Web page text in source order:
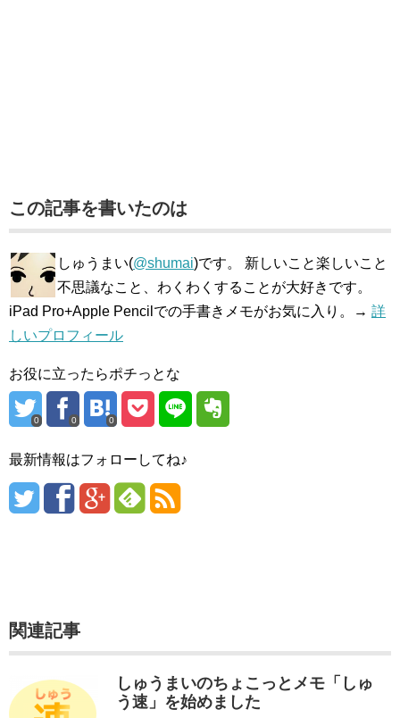
この記事を書いたのは
しゅうまい(@shumai)です。 新しいこと楽しいこと
不思議なこと、わくわくすることが大好きです。
iPad Pro+Apple Pencilでの手書きメモがお気に入り。→ 詳
しいプロフィール
お役に立ったらポチっとな
0 0 0
最新情報はフォローしてね♪
関連記事
しゅうまいのちょこっとメモ「しゅ
う速」を始めました